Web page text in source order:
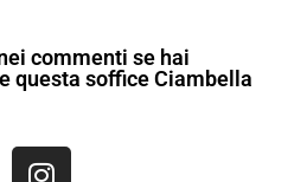
commenti se hai
questa soffice Ciambella